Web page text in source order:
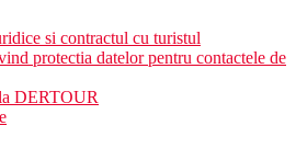
si contractul cu turistul
protectia datelor pentru contactele de
DERTOUR